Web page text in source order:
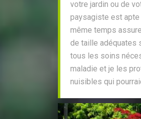
votre jardin ou de
paysagiste est
même temps
de taille adéquates
tous les soins
maladie et je les
nuisibles qui